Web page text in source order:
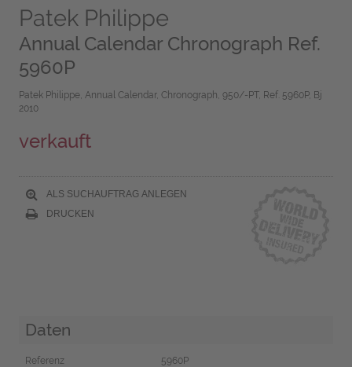
Patek Philippe
Annual Calendar Chronograph Ref.
5960P
Patek Philippe, Annual Calendar, Chronograph, 950/-PT, Ref. 5960P, Bj
2010
verkauft
ALS SUCHAUFTRAG ANLEGEN
DRUCKEN
Daten
Referenz
5960P